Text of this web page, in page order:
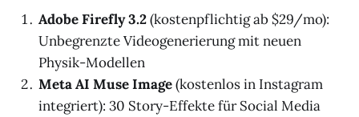
Adobe Firefly 3.2(kostenpflichtig ab $29/mo):
Unbegrenzte Videogenerierung mit neuen
Physik-Modellen
Meta AI Muse Image(kostenlos in Instagram
integriert): 30 Story-Effekte für Social Media